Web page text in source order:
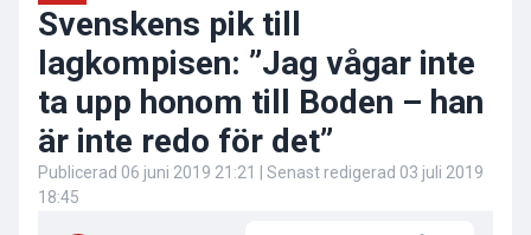
Svenskens pik till
lagkompisen: ”Jag vågar inte
ta upp honom till Boden – han
är inte redo för det”
Publicerad 06 juni 2019 21:21 | Senast redigerad 03 juli 2019
18:45